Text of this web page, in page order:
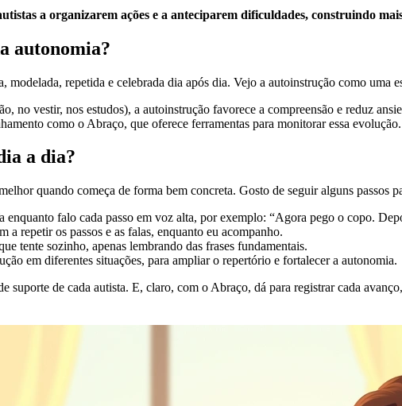
a organizarem ações e a anteciparem dificuldades, construindo
autonomia?
repetida e celebrada dia após dia. Vejo a autoinstrução como uma
no vestir, nos estudos), a autoinstrução favorece a compreensão e reduz
como o Abraço, que oferece ferramentas para monitorar essa evolução.
a dia?
quando começa de forma bem concreta. Gosto de seguir alguns passos
enquanto falo cada passo em voz alta, por exemplo: “Agora pego o copo.
a repetir os passos e as falas, enquanto eu acompanho.
tente sozinho, apenas lembrando das frases fundamentais.
em diferentes situações, para ampliar o repertório e fortalecer a autonomia.
suporte de cada autista. E, claro, com o Abraço, dá para registrar cada